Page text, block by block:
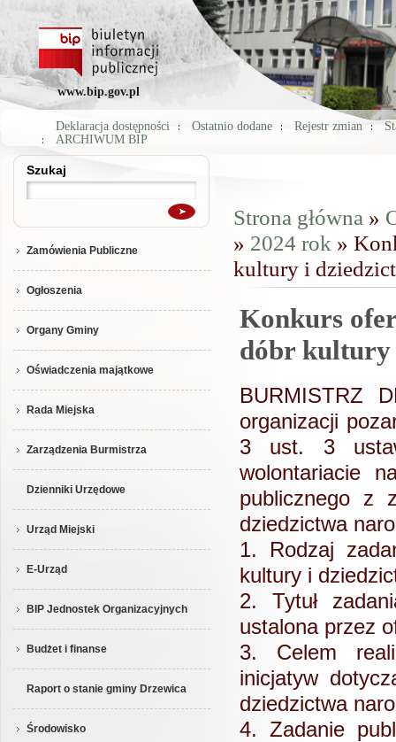
www.bip.gov.pl
Deklaracja dostępności Ostatnio dodane Rejestr zmian
ARCHIWUM BIP
Szukaj
Szukaj
Zamówienia Publiczne
Ogłoszenia
Organy Gminy
Oświadczenia majątkowe
Rada Miejska
Zarządzenia Burmistrza
Dzienniki Urzędowe
Urząd Miejski
E-Urząd
BIP Jednostek Organizacyjnych
Budżet i finanse
Raport o stanie gminy Drzewica
Środowisko
Jesteś tutaj
Strona główna »
» 2024 rok »
kultury i
Konkurs
dóbr kultury
BURMISTRZ
organizacji
3 ust. 3
wolontariacie
publicznego z
dziedzictwa
1. Rodzaj
kultury i
2. Tytuł
ustalona przez
3. Celem
inicjatyw
dziedzictwa
4. Zadanie